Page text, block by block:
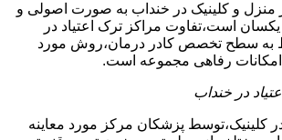
منزل و کلینیک در خنداب به صورت اصولی و
است،تفاوت مراکز ترک اعتیاد در
به سطح تخصص کادر درمان،روش مورد
امکانات رفاهی مجموعه است.
در خنداب
کلینیک،توسط پزشکان مرکز مورد معاینه